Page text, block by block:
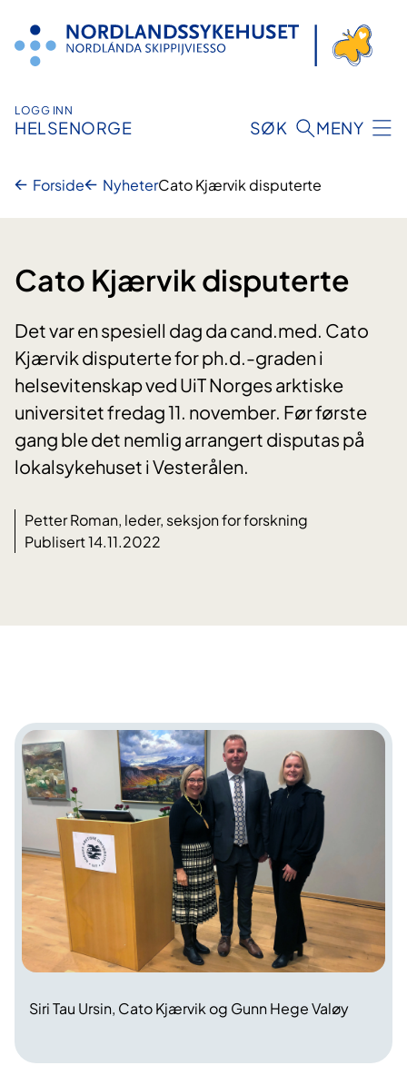
innhold
LOGG INN
HELSENORGE SØK MENY
Forside NyheterCato Kjærvik disputerte
Cato Kjærvik disputerte
Det var en spesiell dag da cand.med. Cato
Kjærvik disputerte for ph.d.-graden i
helsevitenskap ved UiT Norges arktiske
universitet fredag 11. november. Før første
gang ble det nemlig arrangert disputas på
lokalsykehuset i Vesterålen.
Petter Roman, leder, seksjon for forskning
Publisert 14.11.2022
Siri Tau Ursin, Cato Kjærvik og Gunn Hege Valøy